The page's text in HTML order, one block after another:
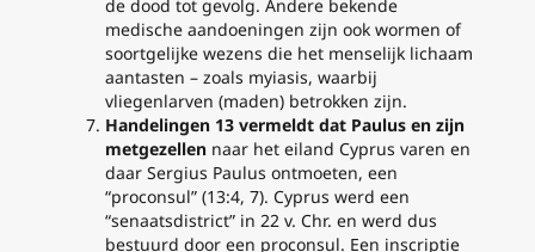
de dood tot gevolg. Andere bekende
medische aandoeningen zijn ook wormen of
soortgelijke wezens die het menselijk lichaam
aantasten – zoals myiasis, waarbij
vliegenlarven (maden) betrokken zijn.
Handelingen 13 vermeldt dat Paulus en zijn
metgezellen naar het eiland Cyprus varen en
daar Sergius Paulus ontmoeten, een
“proconsul” (13:4, 7). Cyprus werd een
“senaatsdistrict” in 22 v. Chr. en werd dus
bestuurd door een proconsul. Een inscriptie